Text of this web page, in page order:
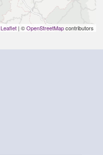
Leaflet | ©OpenStreetMapcontributors